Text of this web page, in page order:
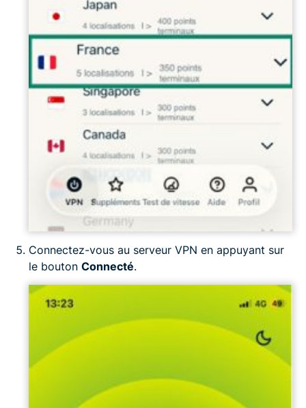
Connectez-vous au serveur VPN en appuyant sur
le bouton Connecté.